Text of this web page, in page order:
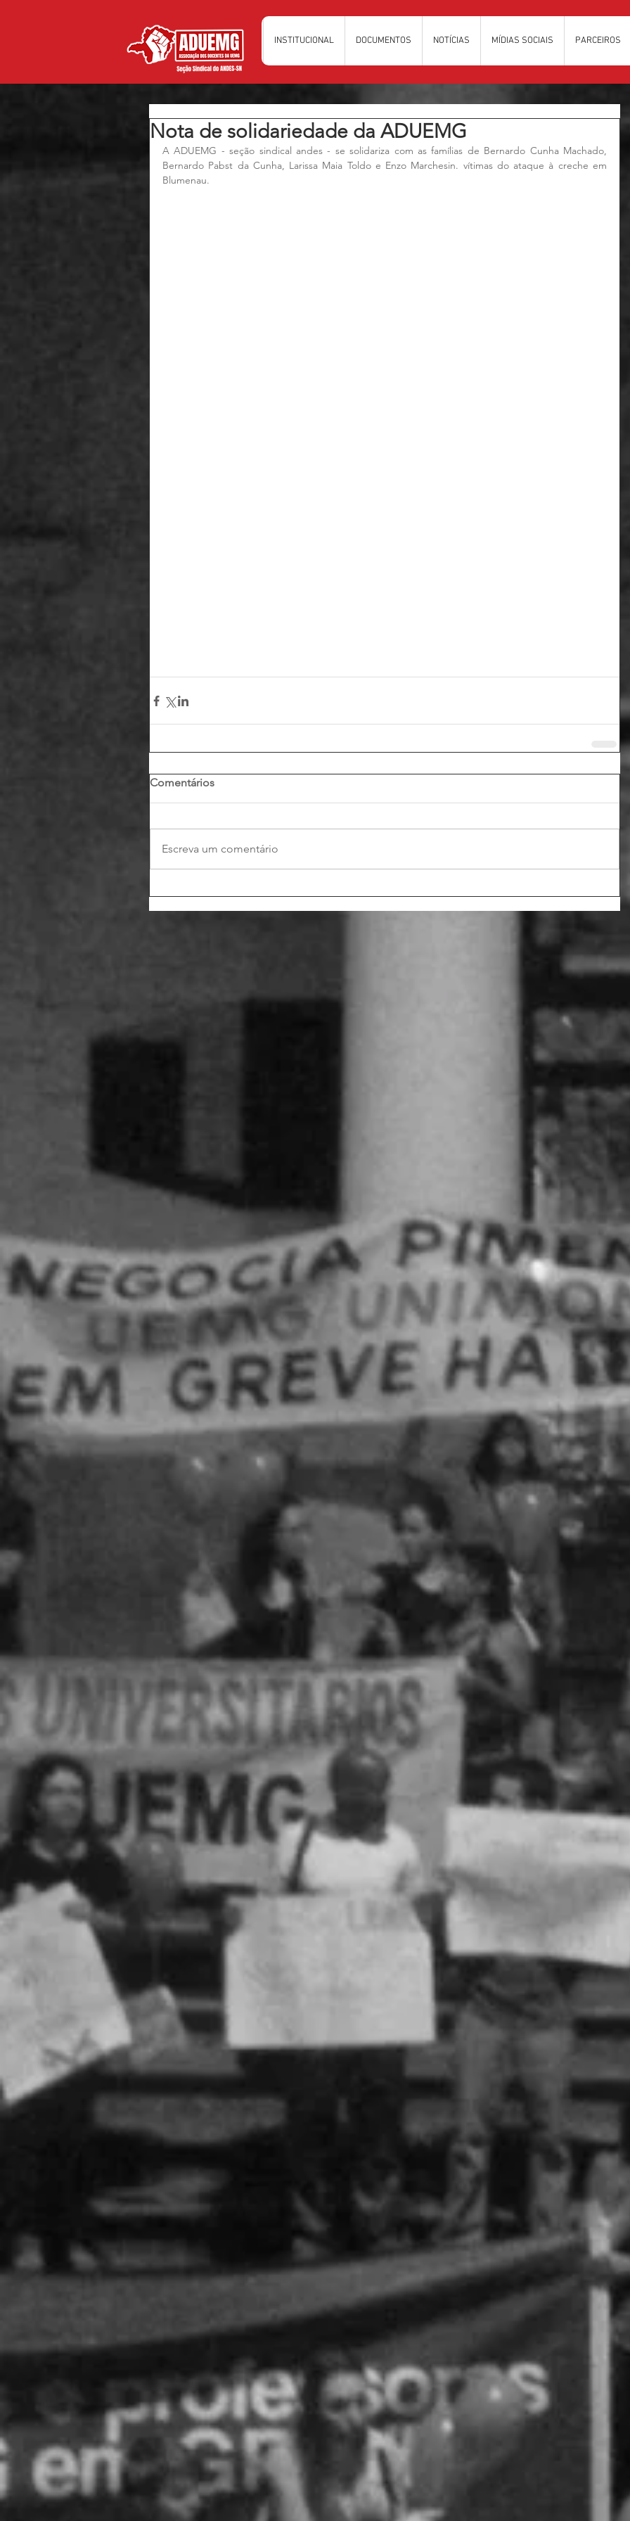
INSTITUCIONAL DOCUMENTOS NOTÍCIAS MÍDIAS SOCIAIS PARCEIROS
Nota de solidariedade da ADUEMG
A ADUEMG - seção sindical andes - se solidariza com as famílias de Bernardo Cunha Machado,
Bernardo Pabst da Cunha, Larissa Maia Toldo e Enzo Marchesin. vítimas do ataque à creche em
Blumenau.
Comentários
Escreva um comentário